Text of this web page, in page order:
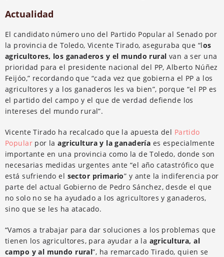
Actualidad
El candidato número uno del Partido Popular al Senado por
la provincia de Toledo, Vicente Tirado, aseguraba que “los
agricultores, los ganaderos y el mundo rural van a ser una
prioridad para el presidente nacional del PP, Alberto Núñez
Feijóo,” recordando que “cada vez que gobierna el PP a los
agricultores y a los ganaderos les va bien”, porque “el PP es
el partido del campo y el que de verdad defiende los
intereses del mundo rural”.
Vicente Tirado ha recalcado que la apuesta del Partido
Popularpor laagricultura y la ganadería es especialmente
importante en una provincia como la de Toledo, donde son
necesarias medidas urgentes ante “el año catastrófico que
está sufriendo el sector primario” y ante la indiferencia por
parte del actual Gobierno de Pedro Sánchez, desde el que
no solo no se ha ayudado a los agricultores y ganaderos,
sino que se les ha atacado.
“Vamos a trabajar para dar soluciones a los problemas que
tienen los agricultores, para ayudar a la agricultura, al
campo y al mundo rural”, ha remarcado Tirado, quien se